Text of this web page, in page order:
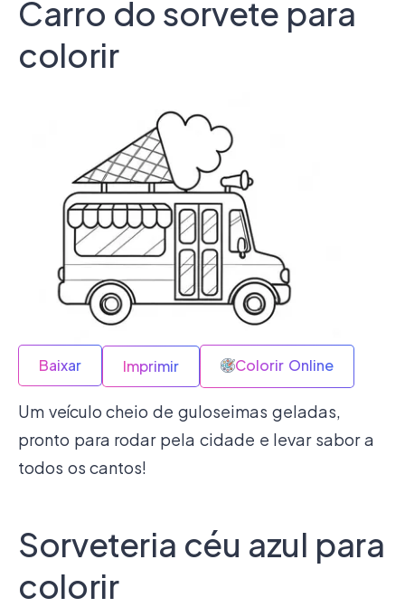
Carro do sorvete para
colorir
Baixar Imprimir Colorir Online
Um veículo cheio de guloseimas geladas,
pronto para rodar pela cidade e levar sabor a
todos os cantos!
Sorveteria céu azul para
colorir